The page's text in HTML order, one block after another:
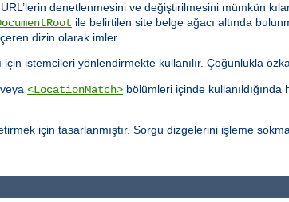
denetlenmesini ve değiştirilmesini mümkün
ile belirtilen site belge ağacı altında
dizin olarak imler.
istemcileri yönlendirmekte kullanılır. Çoğunlukla
veya <LocationMatch> bölümleri içinde
için tasarlanmıştır. Sorgu dizgelerini işleme